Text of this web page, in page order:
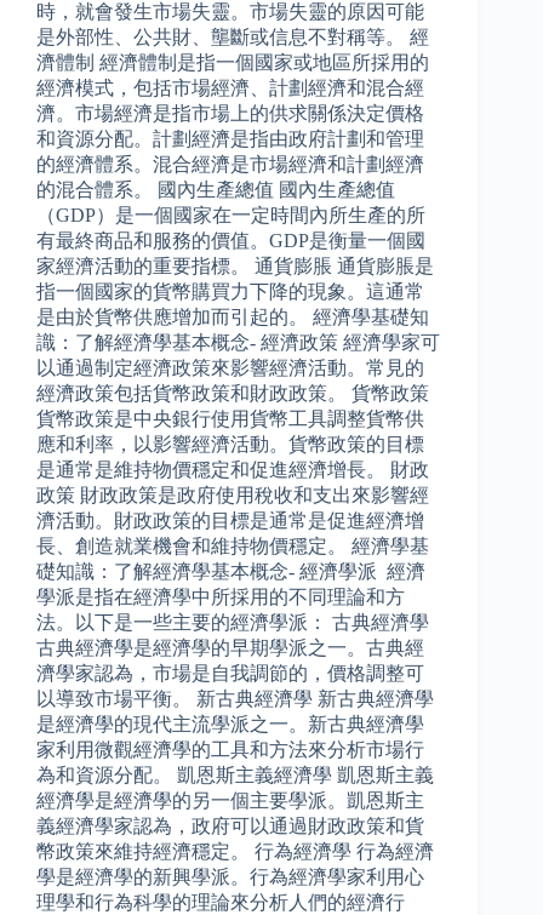
時，就會發生市場失靈。市場失靈的原因可能
是外部性、公共財、壟斷或信息不對稱等。 經
濟體制 經濟體制是指一個國家或地區所採用的
經濟模式，包括市場經濟、計劃經濟和混合經
濟。市場經濟是指市場上的供求關係決定價格
和資源分配。計劃經濟是指由政府計劃和管理
的經濟體系。混合經濟是市場經濟和計劃經濟
的混合體系。 國內生產總值 國內生產總值
（GDP）是一個國家在一定時間內所生產的所
有最終商品和服務的價值。GDP是衡量一個國
家經濟活動的重要指標。 通貨膨脹 通貨膨脹是
指一個國家的貨幣購買力下降的現象。這通常
是由於貨幣供應增加而引起的。 經濟學基礎知
識：了解經濟學基本概念- 經濟政策 經濟學家可
以通過制定經濟政策來影響經濟活動。常見的
經濟政策包括貨幣政策和財政政策。 貨幣政策
貨幣政策是中央銀行使用貨幣工具調整貨幣供
應和利率，以影響經濟活動。貨幣政策的目標
是通常是維持物價穩定和促進經濟增長。 財政
政策 財政政策是政府使用稅收和支出來影響經
濟活動。財政政策的目標是通常是促進經濟增
長、創造就業機會和維持物價穩定。 經濟學基
礎知識：了解經濟學基本概念- 經濟學派 經濟
學派是指在經濟學中所採用的不同理論和方
法。以下是一些主要的經濟學派： 古典經濟學
古典經濟學是經濟學的早期學派之一。古典經
濟學家認為，市場是自我調節的，價格調整可
以導致市場平衡。 新古典經濟學 新古典經濟學
是經濟學的現代主流學派之一。新古典經濟學
家利用微觀經濟學的工具和方法來分析市場行
為和資源分配。 凱恩斯主義經濟學 凱恩斯主義
經濟學是經濟學的另一個主要學派。凱恩斯主
義經濟學家認為，政府可以通過財政政策和貨
幣政策來維持經濟穩定。 行為經濟學 行為經濟
學是經濟學的新興學派。行為經濟學家利用心
理學和行為科學的理論來分析人們的經濟行